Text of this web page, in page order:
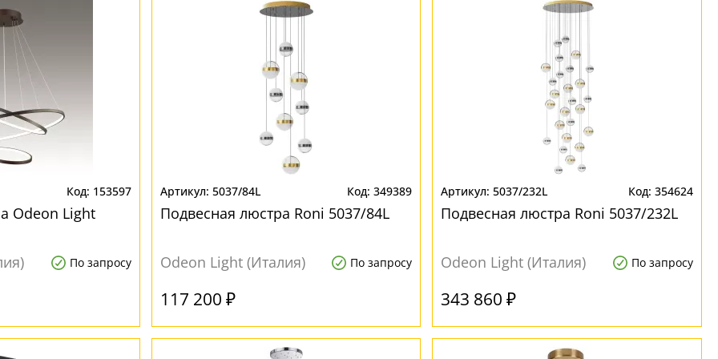
153597
Odeon Light
По запросу
5037/84L 349389
Подвесная люстра Roni 5037/84L
Odeon Light (Италия) По запросу
117 200 ₽
5037/232L 354624
Подвесная люстра Roni 5037/232L
Odeon Light (Италия) По запросу
343 860 ₽